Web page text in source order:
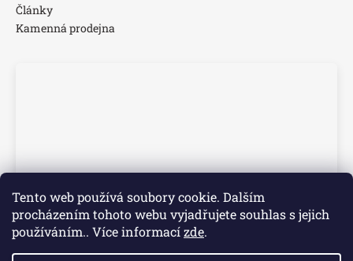
Tento web používá soubory cookie. Dalším
procházením tohoto webu vyjadřujete souhlas s jejich
používáním.. Více informacízde.
Články
Kamenná prodejna